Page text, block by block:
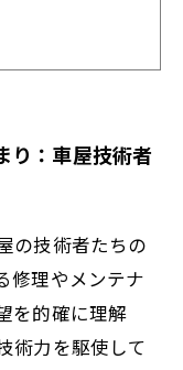
れる理由と未
カスタム車両
カー選びのポ
り：車屋技術者
の技術者たちの
修理やメンテナ
を的確に理解
術力を駆使して